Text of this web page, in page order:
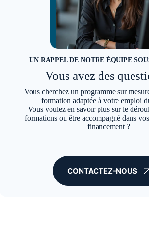
UN RAPPEL DE NOTRE ÉQUIPE
Vous avez des
Vous cherchez un programme sur
formation adaptée à votre emploi
Vous voulez en savoir plus sur le
formations ou être accompagné dans
financement ?
CONTACTEZ-NOUS